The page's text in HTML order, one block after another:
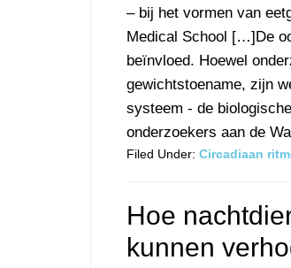
– bij het vormen van
Medical School […]De
beïnvloed. Hoewel
gewichtstoename, zijn
systeem - de
onderzoekers aan de
Filed Under: Circadiaan
Hoe
kunnen